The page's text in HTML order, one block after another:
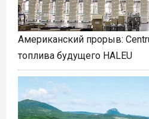
Американский прорыв:
топлива будущего HALEU